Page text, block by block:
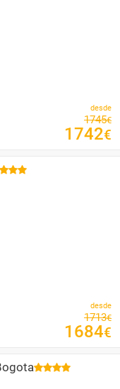
desde
1745€
1742€
desde
1713€
1684€